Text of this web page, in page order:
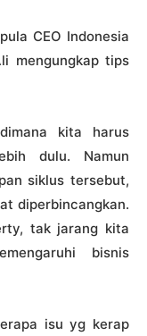
CEO Indonesia
mengungkap tips
kita harus
dulu. Namun
siklus tersebut,
diperbincangkan.
tak jarang kita
bisnis
isu yg kerap